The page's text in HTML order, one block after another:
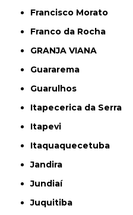
Francisco Morato
Franco da Rocha
GRANJA VIANA
Guararema
Guarulhos
Itapecerica da Serra
Itapevi
Itaquaquecetuba
Jandira
Jundiaí
Juquitiba